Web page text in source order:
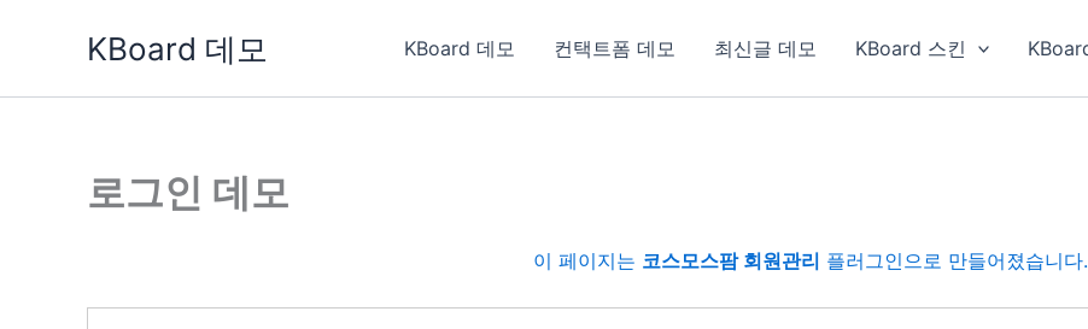
KBoard 데모 KBoard 데모 컨택트폼 데모 최신글 데모 KBoard 스킨
로그인 데모
이 페이지는 코스모스팜 회원관리 플러그인으로 만들어졌습니다.